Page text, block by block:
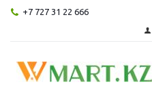
+7 727 31 22 666